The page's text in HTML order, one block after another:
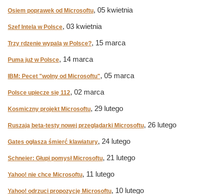
Osiem poprawek od Microsoftu, 05 kwietnia
Szef Intela w Polsce, 03 kwietnia
Trzy rdzenie wypalą w Polsce?, 15 marca
Puma już w Polsce, 14 marca
IBM: Pecet "wolny od Microsoftu", 05 marca
Polsce upiecze się 112, 02 marca
Kosmiczny projekt Microsoftu, 29 lutego
Ruszają beta-testy nowej przeglądarki Microsoftu, 26 lutego
Gates ogłasza śmierć klawiatury, 24 lutego
Schneier: Głupi pomysł Microsoftu, 21 lutego
Yahoo! nie chce Microsoftu, 11 lutego
Yahoo! odrzuci propozycję Microsoftu, 10 lutego